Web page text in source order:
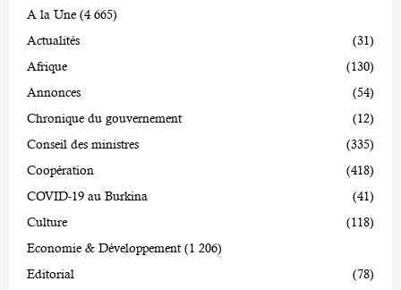
A la Une (4 665)
Actualités
(31)
Afrique
(130)
Annonces
(54)
Chronique du gouvernement
(12)
Conseil des ministres
(335)
Coopération
(418)
COVID-19 au Burkina
(41)
Culture
(118)
Economie & Développement (1 206)
Editorial
(78)